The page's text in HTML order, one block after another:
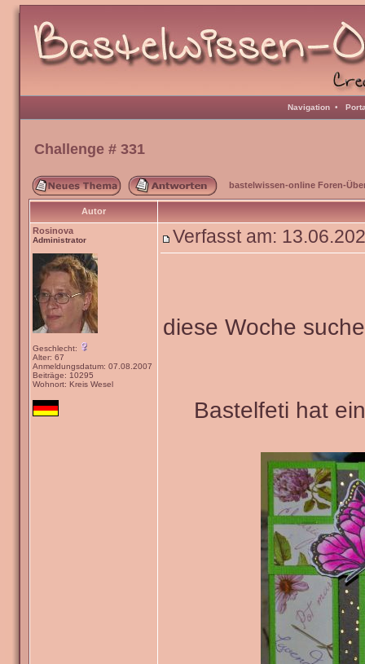
Navigation •
Challenge # 331
bastelwissen-online Foren-
Autor
Rosinova
Administrator
Geschlecht:
Alter: 67
Anmeldungsdatum: 07.08.2007
Beiträge: 10295
Wohnort: Kreis Wesel
Verfasst am:
diese Woche
Bastelfeti hat